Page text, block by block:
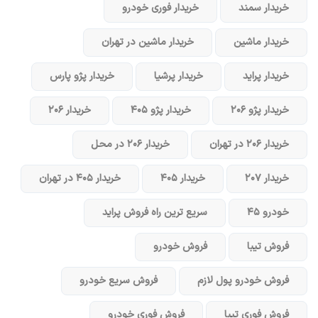
خریدار سمند خریدار فوری خودرو
خریدار ماشین خریدار ماشین در تهران
خریدار پراید خریدار پرشیا خریدار پژو پارس
خریدار پژو ۲۰۶ خریدار پژو ۴۰۵ خریدار ۲۰۶
خریدار ۲۰۶ در تهران خریدار ۲۰۶ در محل
خریدار ۲۰۷ خریدار ۴۰۵ خریدار ۴۰۵ در تهران
خودرو ۴۵ سریع ترین راه فروش پراید
فروش تیبا فروش خودرو
فروش خودرو پول لازم فروش سریع خودرو
فروش فوری تیبا فروش فوری خودرو